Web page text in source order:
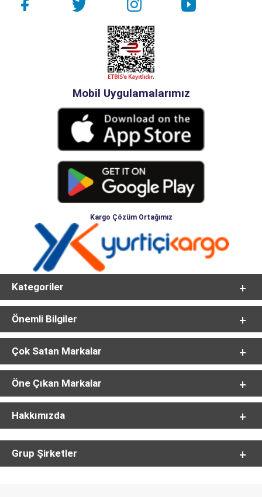
Mobil Uygulamalarımız
Kargo Çözüm Ortağımız
Kategoriler
Önemli Bilgiler
Çok Satan Markalar
Öne Çıkan Markalar
Hakkımızda
Grup Şirketler